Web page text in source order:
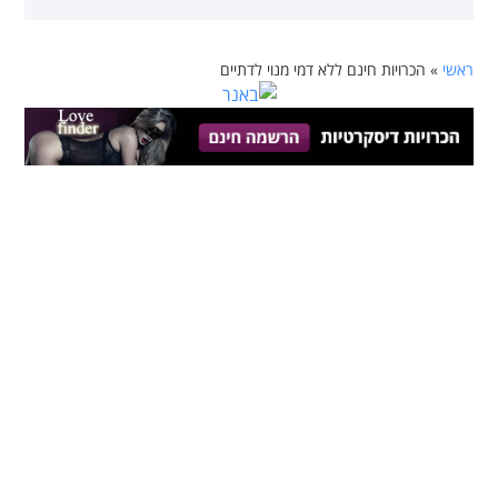
ראשי » הכרויות חינם ללא דמי מנוי לדתיים